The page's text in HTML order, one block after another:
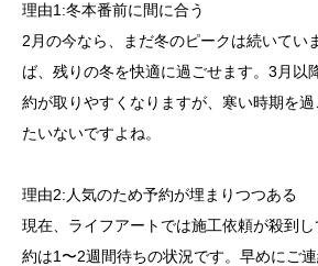
理由1:冬本番前に間に合う
2月の今なら、まだ冬のピークは続いてい
ば、残りの冬を快適に過ごせます。3月以
約が取りやすくなりますが、寒い時期を
たいないですよね。
理由2:人気のため予約が埋まりつつある
現在、ライフアートでは施工依頼が殺到
約は1〜2週間待ちの状況です。早めにご